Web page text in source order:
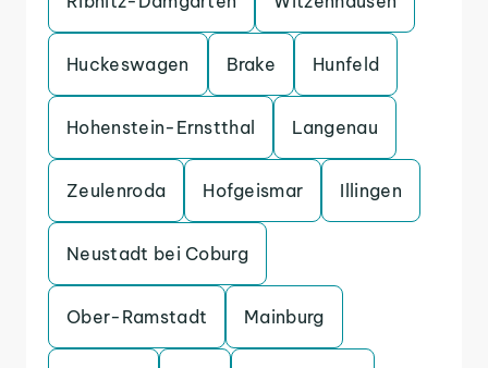
Huckeswagen Brake Hunfeld
Hohenstein-Ernstthal Langenau
Zeulenroda Hofgeismar Illingen
Neustadt bei Coburg
Ober-Ramstadt Mainburg